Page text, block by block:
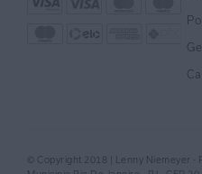
Distrito Federal
© Copyright 2018 | Lenny Niemeyer -